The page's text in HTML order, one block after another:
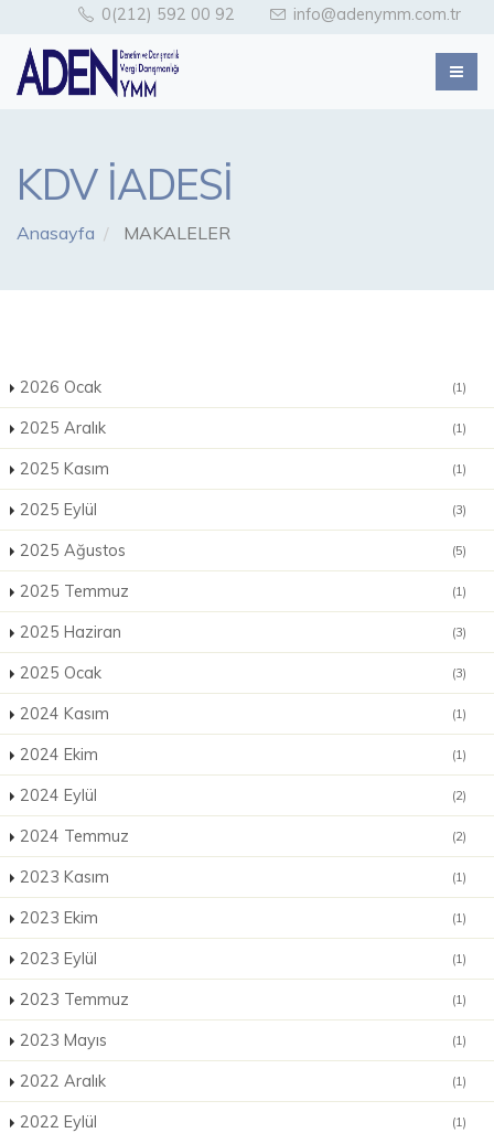
0(212) 592 00 92 info@adenymm.com.tr
KDV İADESİ
Anasayfa MAKALELER
2026 Ocak (1)
2025 Aralık (1)
2025 Kasım (1)
2025 Eylül (3)
2025 Ağustos (5)
2025 Temmuz (1)
2025 Haziran (3)
2025 Ocak (3)
2024 Kasım (1)
2024 Ekim (1)
2024 Eylül (2)
2024 Temmuz (2)
2023 Kasım (1)
2023 Ekim (1)
2023 Eylül (1)
2023 Temmuz (1)
2023 Mayıs (1)
2022 Aralık (1)
2022 Eylül (1)